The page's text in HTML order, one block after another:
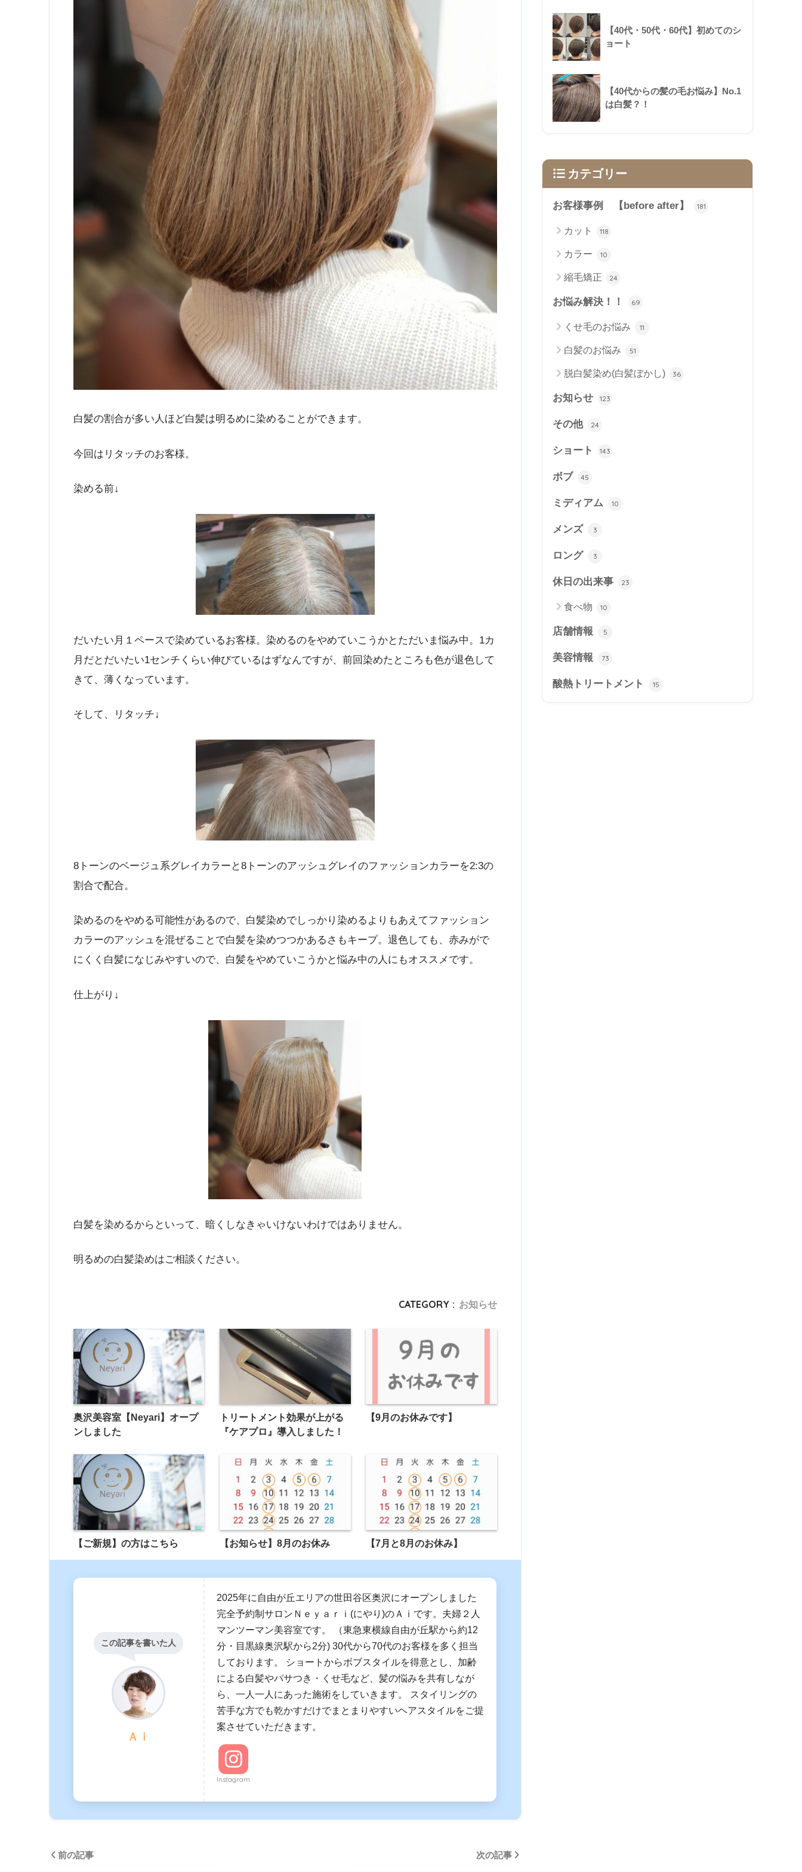
白髪の割合が多い人ほど白髪は明るめに染めることができます。
今回はリタッチのお客様。
染める前↓
だいたい月１ペースで染めているお客様。染めるのをやめていこうかとただいま悩み中。1カ
月だとだいたい1センチくらい伸びているはずなんですが、前回染めたところも色が退色して
きて、薄くなっています。
そして、リタッチ↓
8トーンのベージュ系グレイカラーと8トーンのアッシュグレイのファッションカラーを2:3の
割合で配合。
染めるのをやめる可能性があるので、白髪染めでしっかり染めるよりもあえてファッション
カラーのアッシュを混ぜることで白髪を染めつつかあるさもキープ。退色しても、赤みがで
にくく白髪になじみやすいので、白髪をやめていこうかと悩み中の人にもオススメです。
仕上がり↓
白髪を染めるからといって、暗くしなきゃいけないわけではありません。
明るめの白髪染めはご相談ください。
CATEGORY : お知らせ
奥沢美容室【Neyari】オープ
ンしました
トリートメント効果が上がる
『ケアプロ』導入しました！
【9月のお休みです】
【ご新規】の方はこちら 【お知らせ】8月のお休み 【7月と8月のお休み】
この記事を書いた人
Ａｉ
2025年に自由が丘エリアの世田谷区奥沢にオープンしました
完全予約制サロンＮｅｙａｒｉ(にやり)のＡｉです。夫婦２人
マンツーマン美容室です。 （東急東横線自由が丘駅から約12
分・目黒線奥沢駅から2分) 30代から70代のお客様を多く担当
しております。 ショートからボブスタイルを得意とし、加齢
による白髪やパサつき・くせ毛など、髪の悩みを共有しなが
ら、一人一人にあった施術をしていきます。 スタイリングの
苦手な方でも乾かすだけでまとまりやすいヘアスタイルをご提
案させていただきます。
Instagram
前の記事 次の記事
【40代・50代・60代】初めてのシ
ョート
【40代からの髪の毛お悩み】No.1
は白髪？！
カテゴリー
お客様事例 【before after】 181
カット 118
カラー 10
縮毛矯正 24
お悩み解決！！ 69
くせ毛のお悩み 11
白髪のお悩み 51
脱白髪染め(白髪ぼかし) 36
お知らせ 123
その他 24
ショート 143
ボブ 45
ミディアム 10
メンズ 3
ロング 3
休日の出来事 23
食べ物 10
店舗情報 5
美容情報 73
酸熱トリートメント 15